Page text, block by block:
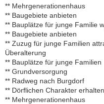
** Mehrgenerationenhaus
** Baugebiete anbieten
** Bauplätze für junge Familie
** Baugebiete anbieten
** Zuzug für junge Familien
Überalterung
** Bauplätze für junge Familien
** Grundversorgung
** Radweg nach Burgdorf
** Dörflichen Charakter erhalten
** Mehrgenerationenhaus